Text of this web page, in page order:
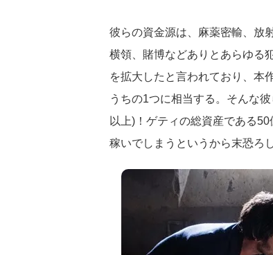
彼らの資金源は、麻薬密輸、放
横領、賭博などありとあらゆる
を拡大したと言われており、本
うちの1つに相当する。そんな
以上)！ゲティの総資産である
稼いでしまうというから末恐ろ